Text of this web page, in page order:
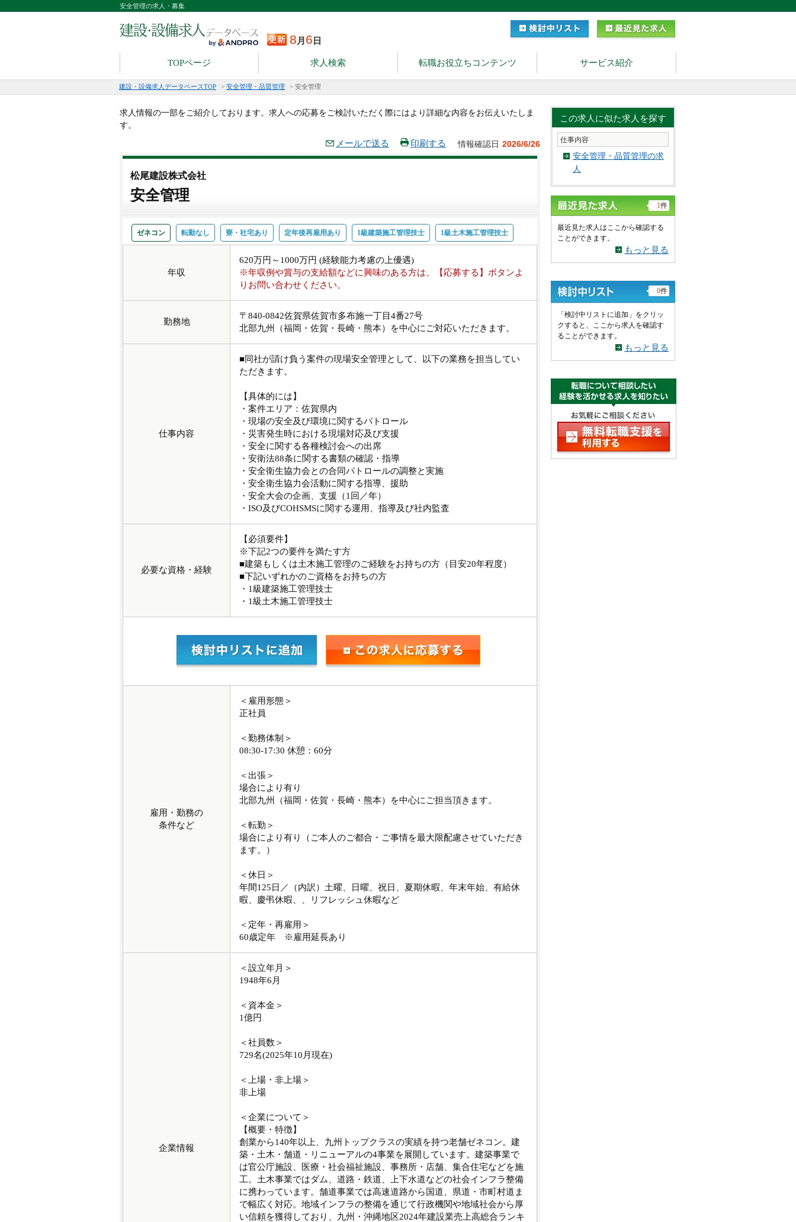
安全管理の求人・募集
8 月 6 日
TOPページ 求人検索 転職お役立ちコンテンツ サービス紹介
建設・設備求人データベースTOP > 安全管理・品質管理 > 安全管理
求人情報の一部をご紹介しております。求人への応募をご検討いただく際にはより詳細な内容をお伝えいたしま
す。
情報確認日 2026/6/26
メールで送る 印刷する
松尾建設株式会社
安全管理
ゼネコン 転勤なし 寮・社宅あり 定年後再雇用あり 1級建築施工管理技士 1級土木施工管理技士
年収
620万円～1000万円 (経験能力考慮の上優遇)
※年収例や賞与の支給額などに興味のある方は、【応募する】ボタンよ
りお問い合わせください。
勤務地
〒840-0842佐賀県佐賀市多布施一丁目4番27号
北部九州（福岡・佐賀・長崎・熊本）を中心にご対応いただきます。
仕事内容
■同社が請け負う案件の現場安全管理として、以下の業務を担当してい
ただきます。
【具体的には】
・案件エリア：佐賀県内
・現場の安全及び環境に関するパトロール
・災害発生時における現場対応及び支援
・安全に関する各種検討会への出席
・安衛法88条に関する書類の確認・指導
・安全衛生協力会との合同パトロールの調整と実施
・安全衛生協力会活動に関する指導、援助
・安全大会の企画、支援（1回／年）
・ISO及びCOHSMSに関する運用、指導及び社内監査
必要な資格・経験
【必須要件】
※下記2つの要件を満たす方
■建築もしくは土木施工管理のご経験をお持ちの方（目安20年程度）
■下記いずれかのご資格をお持ちの方
・1級建築施工管理技士
・1級土木施工管理技士
雇用・勤務の
条件など
＜雇用形態＞
正社員
＜勤務体制＞
08:30-17:30 休憩：60分
＜出張＞
場合により有り
北部九州（福岡・佐賀・長崎・熊本）を中心にご担当頂きます。
＜転勤＞
場合により有り（ご本人のご都合・ご事情を最大限配慮させていただき
ます。）
＜休日＞
年間125日／（内訳）土曜、日曜、祝日、夏期休暇、年末年始、有給休
暇、慶弔休暇、、リフレッシュ休暇など
＜定年・再雇用＞
60歳定年 ※雇用延長あり
企業情報
＜設立年月＞
1948年6月
＜資本金＞
1億円
＜社員数＞
729名(2025年10月現在)
＜上場・非上場＞
非上場
＜企業について＞
【概要・特徴】
創業から140年以上、九州トップクラスの実績を持つ老舗ゼネコン。建
築・土木・舗道・リニューアルの4事業を展開しています。建築事業で
は官公庁施設、医療・社会福祉施設、事務所・店舗、集合住宅などを施
工。土木事業ではダム、道路・鉄道、上下水道などの社会インフラ整備
に携わっています。舗道事業では高速道路から国道、県道・市町村道ま
で幅広く対応。地域インフラの整備を通じて行政機関や地域社会から厚
い信頼を獲得しており、九州・沖縄地区2024年建設業売上高総合ランキ
この求人に似た求人を探す
仕事内容
安全管理・品質管理の求
人
1件
最近見た求人はここから確認する
ことができます。
もっと見る
0件
「検討中リストに追加」をクリッ
クすると、ここから求人を確認す
ることができます。
もっと見る